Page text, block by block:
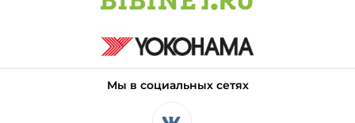
Мы в социальных сетях